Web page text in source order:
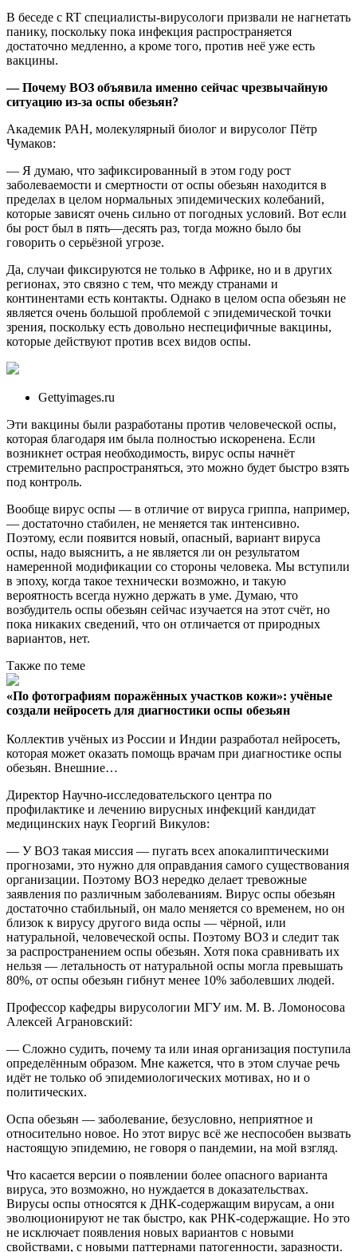
В беседе с RT специалисты-вирусологи призвали не нагнетать
панику, поскольку пока инфекция распространяется
достаточно медленно, а кроме того, против неё уже есть
вакцины.
— Почему ВОЗ объявила именно сейчас чрезвычайную
ситуацию из-за оспы обезьян?
Академик РАН, молекулярный биолог и вирусолог Пётр
Чумаков:
— Я думаю, что зафиксированный в этом году рост
заболеваемости и смертности от оспы обезьян находится в
пределах в целом нормальных эпидемических колебаний,
которые зависят очень сильно от погодных условий. Вот если
бы рост был в пять—десять раз, тогда можно было бы
говорить о серьёзной угрозе.
Да, случаи фиксируются не только в Африке, но и в других
регионах, это связно с тем, что между странами и
континентами есть контакты. Однако в целом оспа обезьян не
является очень большой проблемой с эпидемической точки
зрения, поскольку есть довольно неспецифичные вакцины,
которые действуют против всех видов оспы.
Gettyimages.ru
Эти вакцины были разработаны против человеческой оспы,
которая благодаря им была полностью искоренена. Если
возникнет острая необходимость, вирус оспы начнёт
стремительно распространяться, это можно будет быстро взять
под контроль.
Вообще вирус оспы — в отличие от вируса гриппа, например,
— достаточно стабилен, не меняется так интенсивно.
Поэтому, если появится новый, опасный, вариант вируса
оспы, надо выяснить, а не является ли он результатом
намеренной модификации со стороны человека. Мы вступили
в эпоху, когда такое технически возможно, и такую
вероятность всегда нужно держать в уме. Думаю, что
возбудитель оспы обезьян сейчас изучается на этот счёт, но
пока никаких сведений, что он отличается от природных
вариантов, нет.
Также по теме
«По фотографиям поражённых участков кожи»: учёные
создали нейросеть для диагностики оспы обезьян
Коллектив учёных из России и Индии разработал нейросеть,
которая может оказать помощь врачам при диагностике оспы
обезьян. Внешние…
Директор Научно-исследовательского центра по
профилактике и лечению вирусных инфекций кандидат
медицинских наук Георгий Викулов:
— У ВОЗ такая миссия — пугать всех апокалиптическими
прогнозами, это нужно для оправдания самого существования
организации. Поэтому ВОЗ нередко делает тревожные
заявления по различным заболеваниям. Вирус оспы обезьян
достаточно стабильный, он мало меняется со временем, но он
близок к вирусу другого вида оспы — чёрной, или
натуральной, человеческой оспы. Поэтому ВОЗ и следит так
за распространением оспы обезьян. Хотя пока сравнивать их
нельзя — летальность от натуральной оспы могла превышать
80%, от оспы обезьян гибнут менее 10% заболевших людей.
Профессор кафедры вирусологии МГУ им. М. В. Ломоносова
Алексей Аграновский:
— Сложно судить, почему та или иная организация поступила
определённым образом. Мне кажется, что в этом случае речь
идёт не только об эпидемиологических мотивах, но и о
политических.
Оспа обезьян — заболевание, безусловно, неприятное и
относительно новое. Но этот вирус всё же неспособен вызвать
настоящую эпидемию, не говоря о пандемии, на мой взгляд.
Что касается версии о появлении более опасного варианта
вируса, это возможно, но нуждается в доказательствах.
Вирусы оспы относятся к ДНК-содержащим вирусам, а они
эволюционируют не так быстро, как РНК-содержащие. Но это
не исключает появления новых вариантов с новыми
свойствами, с новыми паттернами патогенности, заразности.